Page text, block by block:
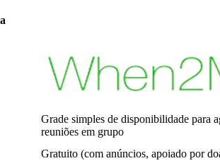
Grade simples de disponibilidade para
reuniões em grupo
Gratuito (com anúncios, apoiado por